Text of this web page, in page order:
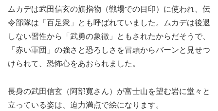
ムカデは武田信玄の旗指物（戦場での目印）に使われ、伝
令部隊は「百足衆」とも呼ばれていました。ムカデは後退
しない習性から「武勇の象徴」ともされたからだそうで、
「赤い軍団」の強さと恐ろしさを冒頭からバーンと見せつ
けられて、恐怖心をあおられました。
長身の武田信玄（阿部寛さん）が富士山を望む岩に堂々と
立っている姿は、迫力満点で絵になります。